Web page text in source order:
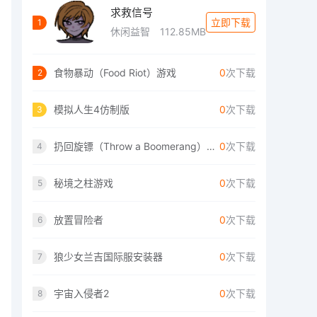
1
求救信号
休闲益智 112.85MB
立即下载
2 食物暴动（Food Riot）游戏 0次下载
3 模拟人生4仿制版 0次下载
4 扔回旋镖（Throw a Boomerang）手游 0次下载
5 秘境之柱游戏 0次下载
6 放置冒险者 0次下载
7 狼少女兰吉国际服安装器 0次下载
8 宇宙入侵者2 0次下载